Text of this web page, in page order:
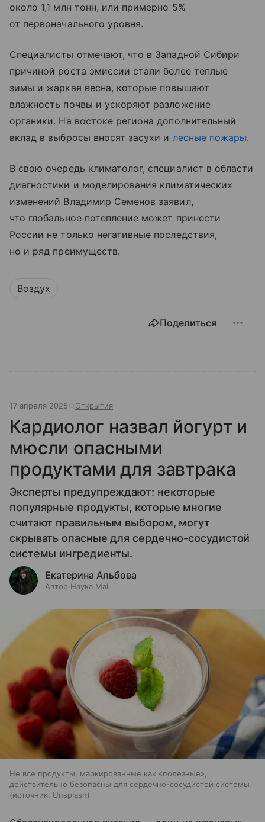
около 1,1 млн тонн, или примерно 5%
от первоначального уровня.
Специалисты отмечают, что в Западной Сибири
причиной роста эмиссии стали более теплые
зимы и жаркая весна, которые повышают
влажность почвы и ускоряют разложение
органики. На востоке региона дополнительный
вклад в выбросы вносят засухи и лесные пожары.
В свою очередь климатолог, специалист в области
диагностики и моделирования климатических
изменений Владимир Семенов заявил,
что глобальное потепление может принести
России не только негативные последствия,
но и ряд преимуществ.
Воздух
Поделиться
17 апреля 2025 Открытия
Кардиолог назвал йогурт и
мюсли опасными
продуктами для завтрака
Эксперты предупреждают: некоторые
популярные продукты, которые многие
считают правильным выбором, могут
скрывать опасные для сердечно-сосудистой
системы ингредиенты.
Екатерина Альбова
Автор Наука Mail
Не все продукты, маркированные как «полезные»,
действительно безопасны для сердечно-сосудистой системы
источник: Unsplash